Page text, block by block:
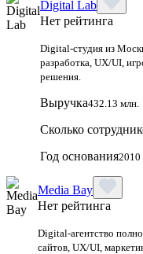
Digital Lab
Нет рейтинга
Digital-студия из
разработка, UX/UI,
решения.
Выручка432.13 млн.
Сколько
Год основания2010
Media Bay
Нет рейтинга
Digital‑агентство
сайтов, UX/UI,